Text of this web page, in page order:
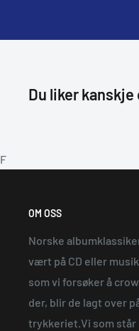
Du liker kanskje
F
OM OSS
Norske
vært på CD eller
som vi forsøker å
der, blir de lagt over
trykkeriet.Vi som står